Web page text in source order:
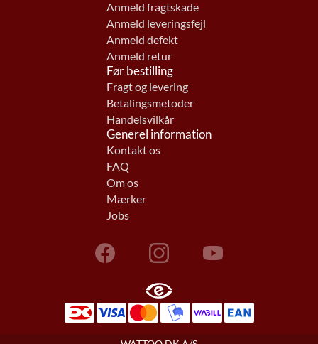
Anmeld fragtskade
Anmeld leveringsfejl
Anmeld defekt
Anmeld retur
Før bestilling
Fragt og levering
Betalingsmetoder
Handelsvilkår
Generel information
Kontakt os
FAQ
Om os
Mærker
Jobs